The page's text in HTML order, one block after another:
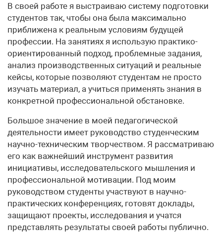
В своей работе я выстраиваю систему подготовки
студентов так, чтобы она была максимально
приближена к реальным условиям будущей
профессии. На занятиях я использую практико-
ориентированный подход, проблемные задания,
анализ производственных ситуаций и реальные
кейсы, которые позволяют студентам не просто
изучать материал, а учиться применять знания в
конкретной профессиональной обстановке.
Большое значение в моей педагогической
деятельности имеет руководство студенческим
научно-техническим творчеством. Я рассматриваю
его как важнейший инструмент развития
инициативы, исследовательского мышления и
профессиональной мотивации. Под моим
руководством студенты участвуют в научно-
практических конференциях, готовят доклады,
защищают проекты, исследования и учатся
представлять результаты своей работы публично.